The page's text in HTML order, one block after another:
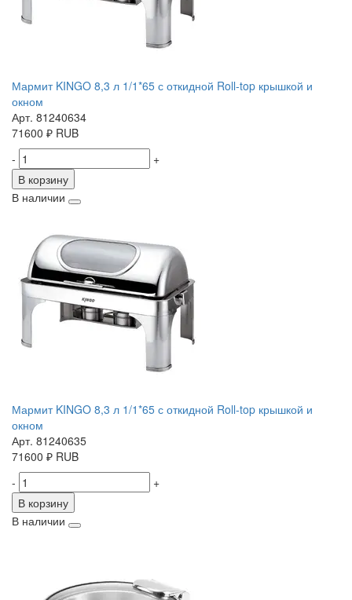
Мармит KINGO 8,3 л 1/1*65 с откидной Roll-top крышкой и
окном
Арт. 81240634
71600 ₽ RUB
-
+
В корзину
В наличии
Мармит KINGO 8,3 л 1/1*65 с откидной Roll-top крышкой и
окном
Арт. 81240635
71600 ₽ RUB
-
+
В корзину
В наличии